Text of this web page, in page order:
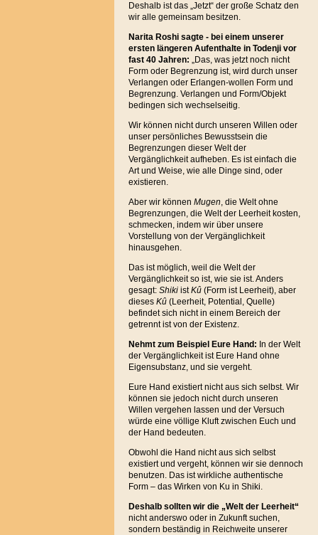
Deshalb ist das „Jetzt“ der große Schatz den
wir alle gemeinsam besitzen.
Narita Roshi sagte - bei einem unserer
ersten längeren Aufenthalte in Todenji vor
fast 40 Jahren: „Das, was jetzt noch nicht
Form oder Begrenzung ist, wird durch unser
Verlangen oder Erlangen-wollen Form und
Begrenzung. Verlangen und Form/Objekt
bedingen sich wechselseitig.
Wir können nicht durch unseren Willen oder
unser persönliches Bewusstsein die
Begrenzungen dieser Welt der
Vergänglichkeit aufheben. Es ist einfach die
Art und Weise, wie alle Dinge sind, oder
existieren.
Aber wir können Mugen, die Welt ohne
Begrenzungen, die Welt der Leerheit kosten,
schmecken, indem wir über unsere
Vorstellung von der Vergänglichkeit
hinausgehen.
Das ist möglich, weil die Welt der
Vergänglichkeit so ist, wie sie ist. Anders
gesagt: ShikiistKû(Form ist Leerheit), aber
dieses Kû(Leerheit, Potential, Quelle)
befindet sich nicht in einem Bereich der
getrennt ist von der Existenz.
Nehmt zum Beispiel Eure Hand: In der Welt
der Vergänglichkeit ist Eure Hand ohne
Eigensubstanz, und sie vergeht.
Eure Hand existiert nicht aus sich selbst. Wir
können sie jedoch nicht durch unseren
Willen vergehen lassen und der Versuch
würde eine völlige Kluft zwischen Euch und
der Hand bedeuten.
Obwohl die Hand nicht aus sich selbst
existiert und vergeht, können wir sie dennoch
benutzen. Das ist wirkliche authentische
Form – das Wirken von Ku in Shiki.
Deshalb sollten wir die „Welt der Leerheit“
nicht anderswo oder in Zukunft suchen,
sondern beständig in Reichweite unserer